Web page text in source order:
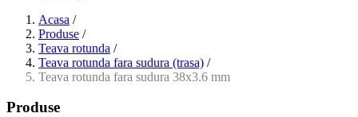
Acasa /
Produse /
Teava rotunda /
Teava rotunda fara sudura (trasa) /
Teava rotunda fara sudura 38x3.6 mm
Produse